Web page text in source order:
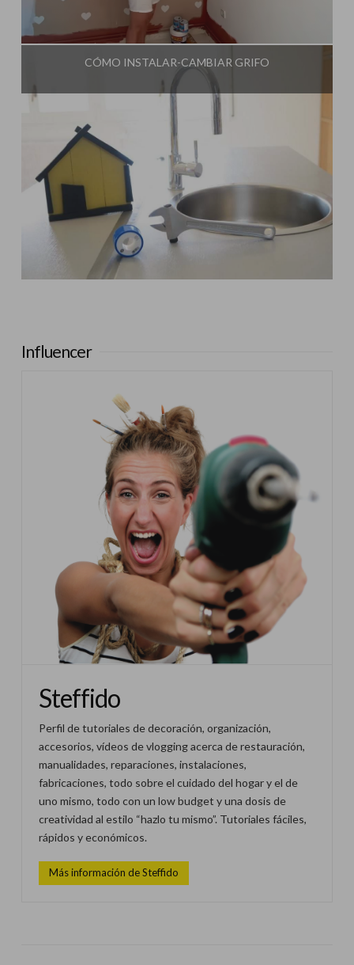
Influencer:Steffido
CÓMO INSTALAR-CAMBIAR GRIFO
Influencer:
Influencer
Steffido
Perfil de tutoriales de decoración, organización,
accesorios, vídeos de vlogging acerca de restauración,
manualidades, reparaciones, instalaciones,
fabricaciones, todo sobre el cuidado del hogar y el de
uno mismo, todo con un low budget y una dosis de
creatividad al estilo “hazlo tu mismo”. Tutoriales fáciles,
rápidos y económicos.
Más información de Steffido